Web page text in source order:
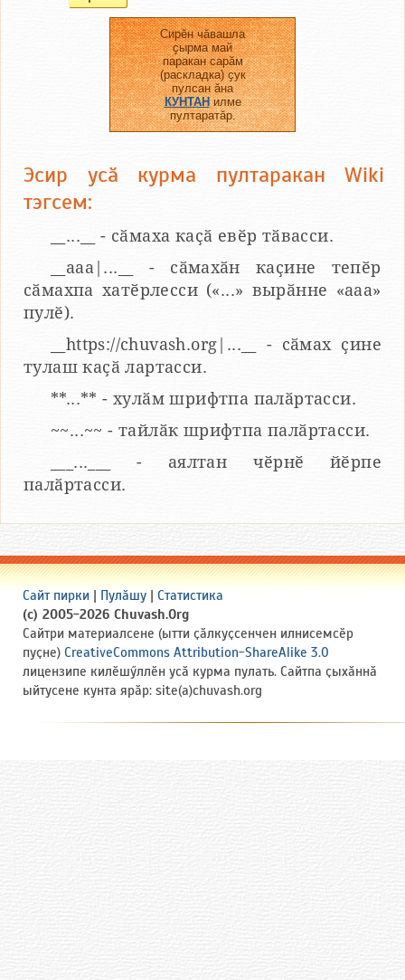
Сирӗн чӑвашла
ҫырма май
паракан сарӑм
(раскладка) ҫук
пулсан ӑна
КУНТАНилме
пултаратӑр.
Эсир усӑ курма пултаракан Wiki
тэгсем:
__...__ - сӑмаха каҫӑ евӗр тӑвасси.
__aaa|...__ - сӑмахӑн каҫине тепӗр
сӑмахпа хатӗрлесси («...» вырӑнне «ааа»
пулӗ).
__https://chuvash.org|...__ - сӑмах ҫине
тулаш каҫӑ лартасси.
**...** - хулӑм шрифтпа палӑртасси.
~~...~~ - тайлӑк шрифтпа палӑртасси.
___...___ - аялтан чӗрнӗ йӗрпе
палӑртасси.
Сайт пирки Пулӑшу
Статистика
(c) 2005-2026 Chuvash.Org
Сайтри материалсене (ытти ҫӑлкуҫсенчен илнисемсӗр
пуҫне) CreativeCommons Attribution-ShareAlike 3.0
лицензипе килӗшӳллӗн усӑ курма пулать. Сайтпа ҫыхӑннӑ
ыйтусене кунта ярӑр: site(a)chuvash.org